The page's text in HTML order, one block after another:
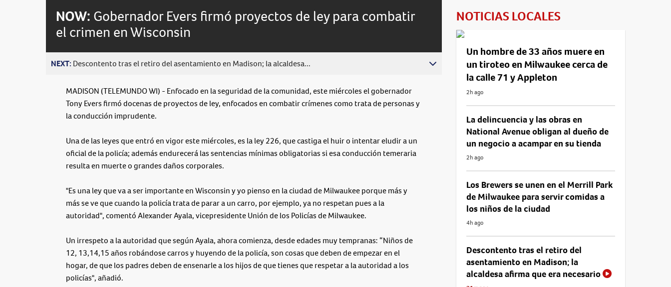
behind
live
NOW: Gobernador Evers firmó proyectos de ley para combatir
el crimen en Wisconsin
NEXT: Descontento tras el retiro del asentamiento en Madison; la alcaldesa...
MADISON (TELEMUNDO WI) - Enfocado en la seguridad de la comunidad, este miércoles el gobernador
Tony Evers firmó docenas de proyectos de ley, enfocados en combatir crímenes como trata de personas y
la conducción imprudente.
Una de las leyes que entró en vigor este miércoles, es la ley 226, que castiga el huir o intentar eludir a un
oficial de la policía; además endurecerá las sentencias mínimas obligatorias si esa conducción temeraria
resulta en muerte o grandes daños corporales.
"Es una ley que va a ser importante en Wisconsin y yo pienso en la ciudad de Milwaukee porque más y
más se ve que cuando la policía trata de parar a un carro, por ejemplo, ya no respetan pues a la
autoridad", comentó Alexander Ayala, vicepresidente Unión de los Policías de Milwaukee.
Un irrespeto a la autoridad que según Ayala, ahora comienza, desde edades muy tempranas: “Niños de
12, 13,14,15 años robándose carros y huyendo de la policía, son cosas que deben de empezar en el
hogar, de que los padres deben de ensenarle a los hijos de que tienes que respetar a la autoridad a los
policías", añadió.
NOTICIAS LOCALES
Un hombre de 33 años muere en
un tiroteo en Milwaukee cerca de
la calle 71 y Appleton
2h ago
La delincuencia y las obras en
National Avenue obligan al dueño de
un negocio a acampar en su tienda
2h ago
Los Brewers se unen en el Merrill Park
de Milwaukee para servir comidas a
los niños de la ciudad
4h ago
Descontento tras el retiro del
asentamiento en Madison; la
alcaldesa afirma que era necesario